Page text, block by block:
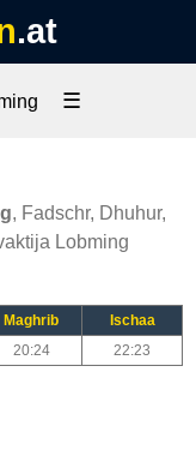
.at
☰
, Fadschr, Dhuhur,
Lobming
Maghrib
Ischaa
20:24 22:23